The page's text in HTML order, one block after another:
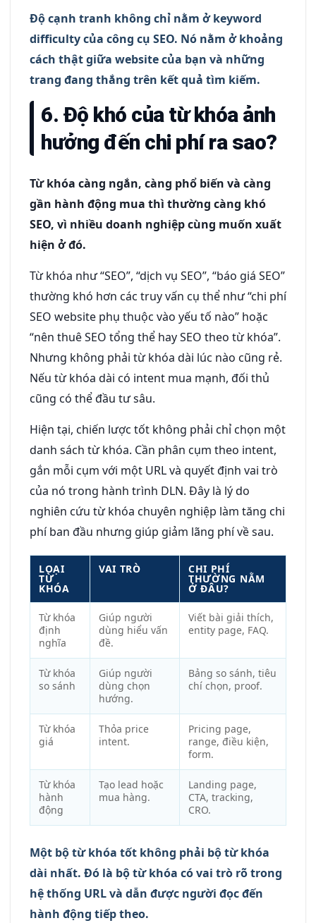
Độ cạnh tranh không chỉ nằm ở keyword
difficulty của công cụ SEO. Nó nằm ở khoảng
cách thật giữa website của bạn và những
trang đang thắng trên kết quả tìm kiếm.
6. Độ khó của từ khóa ảnh
hưởng đến chi phí ra sao?
Từ khóa càng ngắn, càng phổ biến và càng
gần hành động mua thì thường càng khó
SEO, vì nhiều doanh nghiệp cùng muốn xuất
hiện ở đó.
Từ khóa như “SEO”, “dịch vụ SEO”, “báo giá SEO”
thường khó hơn các truy vấn cụ thể như “chi phí
SEO website phụ thuộc vào yếu tố nào” hoặc
“nên thuê SEO tổng thể hay SEO theo từ khóa”.
Nhưng không phải từ khóa dài lúc nào cũng rẻ.
Nếu từ khóa dài có intent mua mạnh, đối thủ
cũng có thể đầu tư sâu.
Hiện tại, chiến lược tốt không phải chỉ chọn một
danh sách từ khóa. Cần phân cụm theo intent,
gắn mỗi cụm với một URL và quyết định vai trò
của nó trong hành trình DLN. Đây là lý do
nghiên cứu từ khóa chuyên nghiệp làm tăng chi
phí ban đầu nhưng giúp giảm lãng phí về sau.
LOẠI
TỪ
KHÓA
VAI TRÒ CHI PHÍ
THƯỜNG NẰM
Ở ĐÂU?
Từ khóa
định
nghĩa
Giúp người
dùng hiểu vấn
đề.
Viết bài giải thích,
entity page, FAQ.
Từ khóa
so sánh
Giúp người
dùng chọn
hướng.
Bảng so sánh, tiêu
chí chọn, proof.
Từ khóa
giá
Thỏa price
intent.
Pricing page,
range, điều kiện,
form.
Từ khóa
hành
động
Tạo lead hoặc
mua hàng.
Landing page,
CTA, tracking,
CRO.
Một bộ từ khóa tốt không phải bộ từ khóa
dài nhất. Đó là bộ từ khóa có vai trò rõ trong
hệ thống URL và dẫn được người đọc đến
hành động tiếp theo.